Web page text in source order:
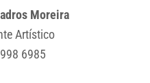
Moreira
Artístico
6985